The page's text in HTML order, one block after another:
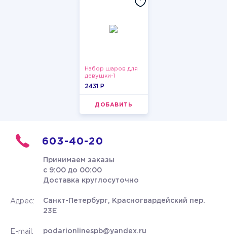
Набор шаров для
девушки-1
2431 P
ДОБАВИТЬ
603-40-20
Принимаем заказы
с 9:00 до 00:00
Доставка круглосуточно
Адрес:
Санкт-Петербург, Красногвардейский пер.
23Е
E-mail: podarionlinespb@yandex.ru